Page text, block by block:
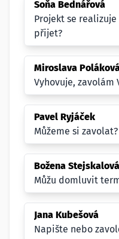
Soňa Bednářová
Projekt se
přijet?
Miroslava
Vyhovuje, zavolám
Pavel Ryjáček
Můžeme si zavolat?
Božena Stejskalová
Můžu domluvit
Jana Kubešová
Napište nebo